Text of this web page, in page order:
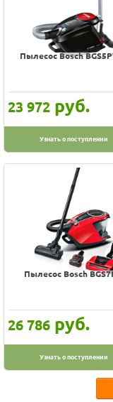
Пылесос Bosch
23 972 руб.
Узнать о поступлении
Пылесос Bosch
26 786 руб.
Узнать о поступлении